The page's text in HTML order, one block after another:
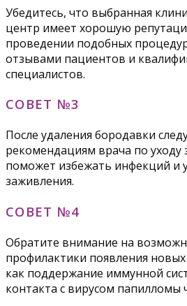
Убедитесь, что выбранная
центр имеет хорошую
проведении подобных
отзывами пациентов и
специалистов.
СОВЕТ №3
После удаления бородавки
рекомендациям врача по уходу
поможет избежать инфекций и
заживления.
СОВЕТ №4
Обратите внимание на
профилактики появления
как поддержание иммунной
контакта с вирусом папилломы